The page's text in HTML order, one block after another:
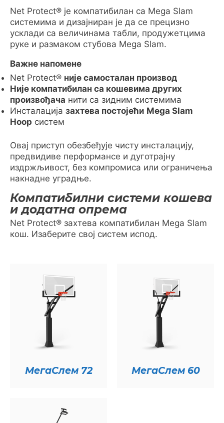
Net Protect® је компатибилан са Mega Slam
системима и дизајниран је да се прецизно
усклади са величинама табли, продужетцима
руке и размаком стубова Mega Slam.
Важне напомене
Net Protect® није самосталан производ
Није компатибилан са кошевима других
произвођача нити са зидним системима
Инсталација захтева постојећи Mega Slam
Hoop систем
Овај приступ обезбеђује чисту инсталацију,
предвидиве перформансе и дуготрајну
издржљивост, без компромиса или ограничења
накнадне уградње.
Компатибилни системи кошева
и додатна опрема
Net Protect® захтева компатибилан Mega Slam
кош. Изаберите свој систем испод.
МегаСлем 72 МегаСлем 60